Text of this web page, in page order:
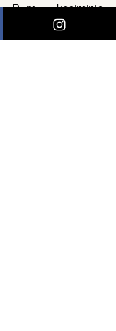
kesiminin
yönelik yaptığı
bağdaşmadığını